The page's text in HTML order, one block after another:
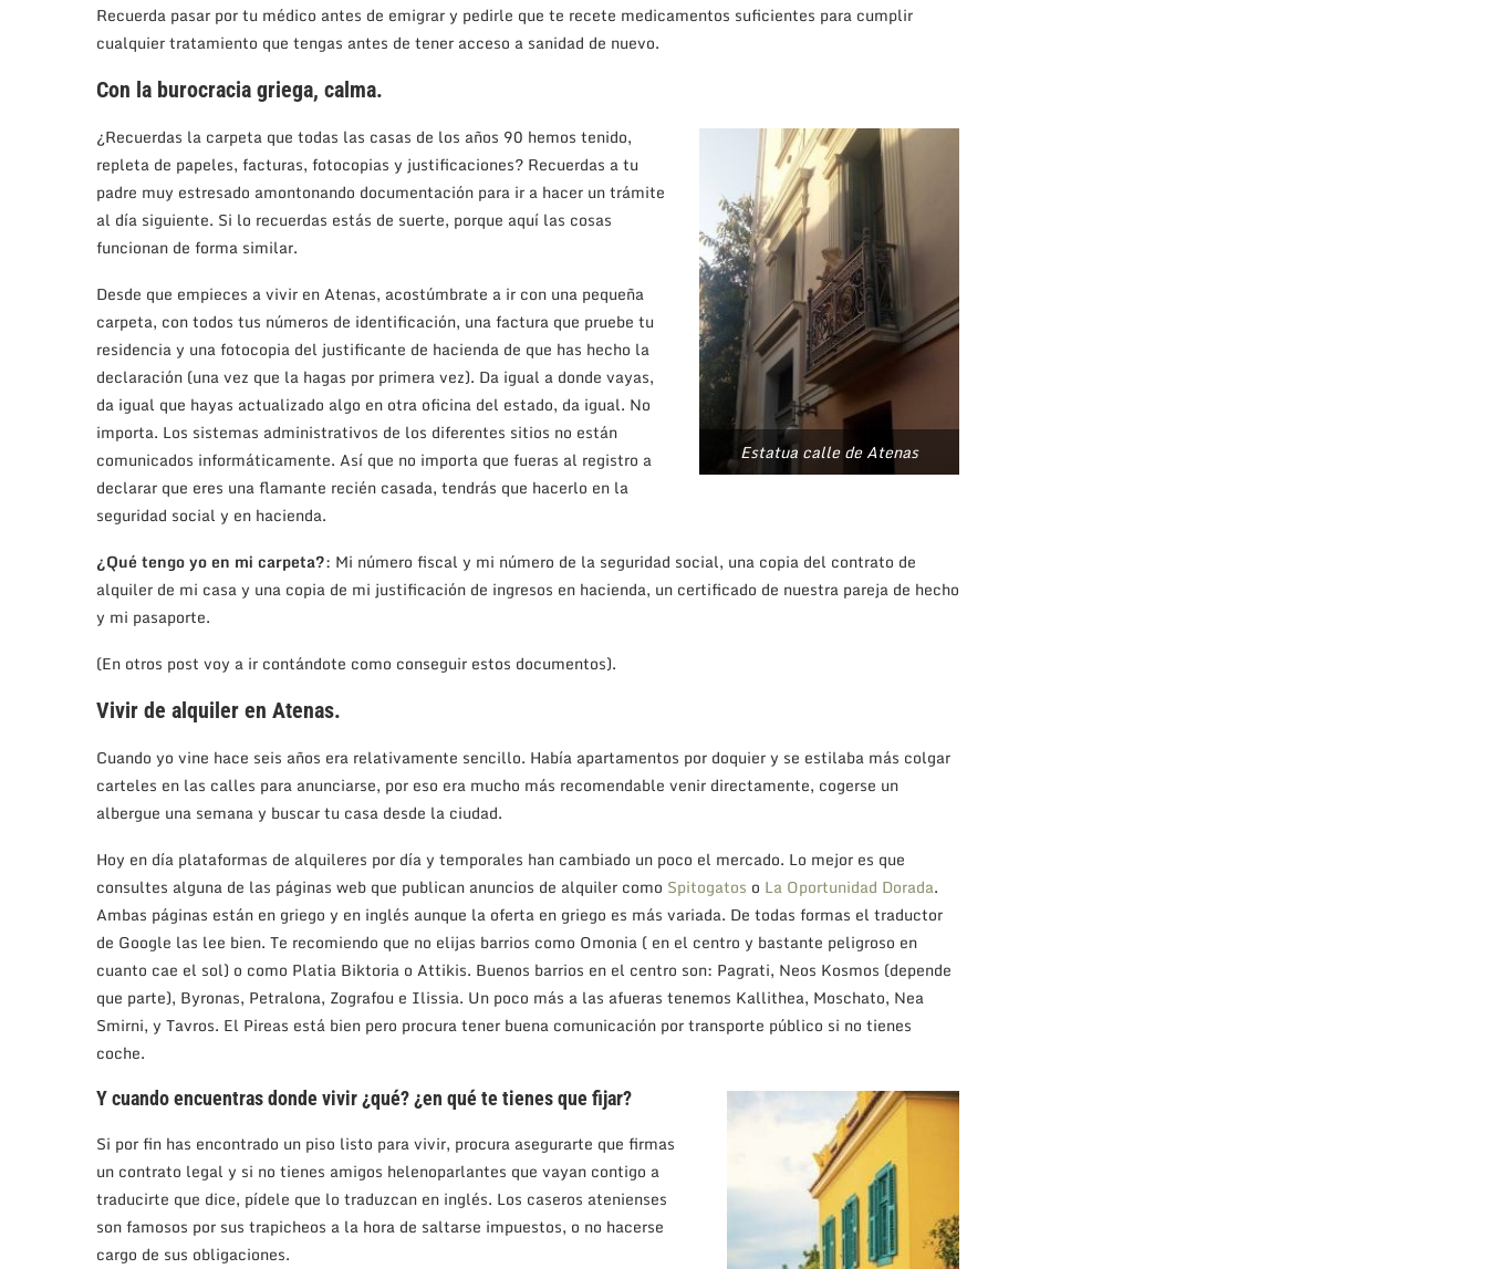
Recuerda pasar por tu médico antes de emigrar y pedirle que te recete medicamentos suficientes para cumplir
cualquier tratamiento que tengas antes de tener acceso a sanidad de nuevo.
Con la burocracia griega, calma.
Estatua calle de Atenas
¿Recuerdas la carpeta que todas las casas de los años 90 hemos tenido,
repleta de papeles, facturas, fotocopias y justificaciones? Recuerdas a tu
padre muy estresado amontonando documentación para ir a hacer un trámite
al día siguiente. Si lo recuerdas estás de suerte, porque aquí las cosas
funcionan de forma similar.
Desde que empieces a vivir en Atenas, acostúmbrate a ir con una pequeña
carpeta, con todos tus números de identificación, una factura que pruebe tu
residencia y una fotocopia del justificante de hacienda de que has hecho la
declaración (una vez que la hagas por primera vez). Da igual a donde vayas,
da igual que hayas actualizado algo en otra oficina del estado, da igual. No
importa. Los sistemas administrativos de los diferentes sitios no están
comunicados informáticamente. Así que no importa que fueras al registro a
declarar que eres una flamante recién casada, tendrás que hacerlo en la
seguridad social y en hacienda.
¿Qué tengo yo en mi carpeta?: Mi número fiscal y mi número de la seguridad social, una copia del contrato de
alquiler de mi casa y una copia de mi justificación de ingresos en hacienda, un certificado de nuestra pareja de hecho
y mi pasaporte.
(En otros post voy a ir contándote como conseguir estos documentos).
Vivir de alquiler en Atenas.
Cuando yo vine hace seis años era relativamente sencillo. Había apartamentos por doquier y se estilaba más colgar
carteles en las calles para anunciarse, por eso era mucho más recomendable venir directamente, cogerse un
albergue una semana y buscar tu casa desde la ciudad.
Hoy en día plataformas de alquileres por día y temporales han cambiado un poco el mercado. Lo mejor es que
consultes alguna de las páginas web que publican anuncios de alquiler como Spitogatos o La Oportunidad Dorada.
Ambas páginas están en griego y en inglés aunque la oferta en griego es más variada. De todas formas el traductor
de Google las lee bien. Te recomiendo que no elijas barrios como Omonia ( en el centro y bastante peligroso en
cuanto cae el sol) o como Platia Biktoria o Attikis. Buenos barrios en el centro son: Pagrati, Neos Kosmos (depende
que parte), Byronas, Petralona, Zografou e Ilissia. Un poco más a las afueras tenemos Kallithea, Moschato, Nea
Smirni, y Tavros. El Pireas está bien pero procura tener buena comunicación por transporte público si no tienes
coche.
Y cuando encuentras donde vivir ¿qué? ¿en qué te tienes que fijar?
Si por fin has encontrado un piso listo para vivir, procura asegurarte que firmas
un contrato legal y si no tienes amigos helenoparlantes que vayan contigo a
traducirte que dice, pídele que lo traduzcan en inglés. Los caseros atenienses
son famosos por sus trapicheos a la hora de saltarse impuestos, o no hacerse
cargo de sus obligaciones.